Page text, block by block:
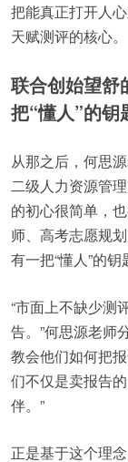
把能真正打开人
天赋测评的核心。
联合创始望
把“懂人”的钥
从那之后，何思
二级人力资源管
的初心很简单，
师、高考志愿规
有一把“懂人”的钥
“市面上不缺少测
告。”何思源老师
教会他们如何把
们不仅是卖报告
伴。”
正是基于这个理